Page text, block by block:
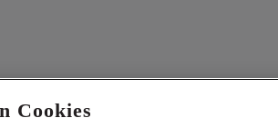
Cookies